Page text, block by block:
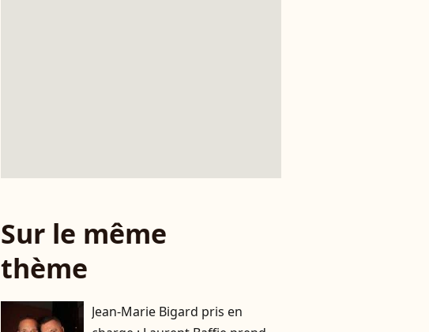
Sur le même
thème
Jean-Marie Bigard pris en